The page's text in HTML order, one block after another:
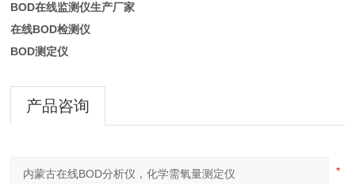
BOD在线监测仪生产厂家
在线BOD检测仪
BOD测定仪
产品咨询